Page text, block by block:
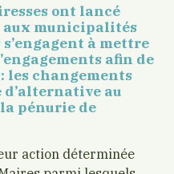
ont lancé
aux municipalités
s’engagent à mettre
afin de
les changements
au
pénurie de
action déterminée